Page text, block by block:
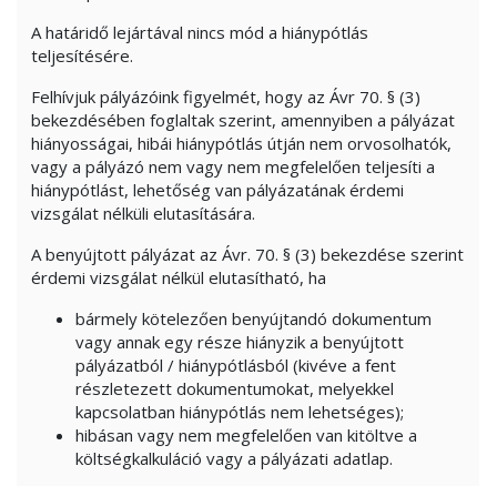
A határidő lejártával nincs mód a hiánypótlás
teljesítésére.
Felhívjuk pályázóink figyelmét, hogy az Ávr 70. § (3)
bekezdésében foglaltak szerint, amennyiben a pályázat
hiányosságai, hibái hiánypótlás útján nem orvosolhatók,
vagy a pályázó nem vagy nem megfelelően teljesíti a
hiánypótlást, lehetőség van pályázatának érdemi
vizsgálat nélküli elutasítására.
A benyújtott pályázat az Ávr. 70. § (3) bekezdése szerint
érdemi vizsgálat nélkül elutasítható, ha
bármely kötelezően benyújtandó dokumentum
vagy annak egy része hiányzik a benyújtott
pályázatból / hiánypótlásból (kivéve a fent
részletezett dokumentumokat, melyekkel
kapcsolatban hiánypótlás nem lehetséges);
hibásan vagy nem megfelelően van kitöltve a
költségkalkuláció vagy a pályázati adatlap.